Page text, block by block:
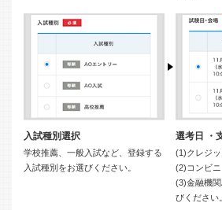
入試種別選択
学校推薦、一般入試など、登録する
入試種別をお選びください。
選考日 ・
(1)クレジ
(2)コンビニ
(3)金融機
びください